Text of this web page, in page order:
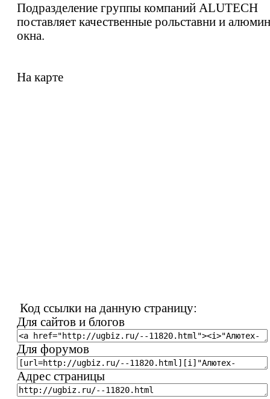
Подразделение группы компаний ALUTECH
поставляет качественные рольставни и
окна.
На карте
Код ссылки на данную страницу:
Для сайтов и блогов
Для форумов
Адрес страницы